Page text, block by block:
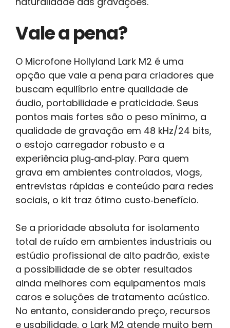
Vale a pena?
O Microfone Hollyland Lark M2 é uma
opção que vale a pena para criadores que
buscam equilíbrio entre qualidade de
áudio, portabilidade e praticidade. Seus
pontos mais fortes são o peso mínimo, a
qualidade de gravação em 48 kHz/24 bits,
o estojo carregador robusto e a
experiência plug‑and‑play. Para quem
grava em ambientes controlados, vlogs,
entrevistas rápidas e conteúdo para redes
sociais, o kit traz ótimo custo‑benefício.
Se a prioridade absoluta for isolamento
total de ruído em ambientes industriais ou
estúdio profissional de alto padrão, existe
a possibilidade de se obter resultados
ainda melhores com equipamentos mais
caros e soluções de tratamento acústico.
No entanto, considerando preço, recursos
e usabilidade, o Lark M2 atende muito bem